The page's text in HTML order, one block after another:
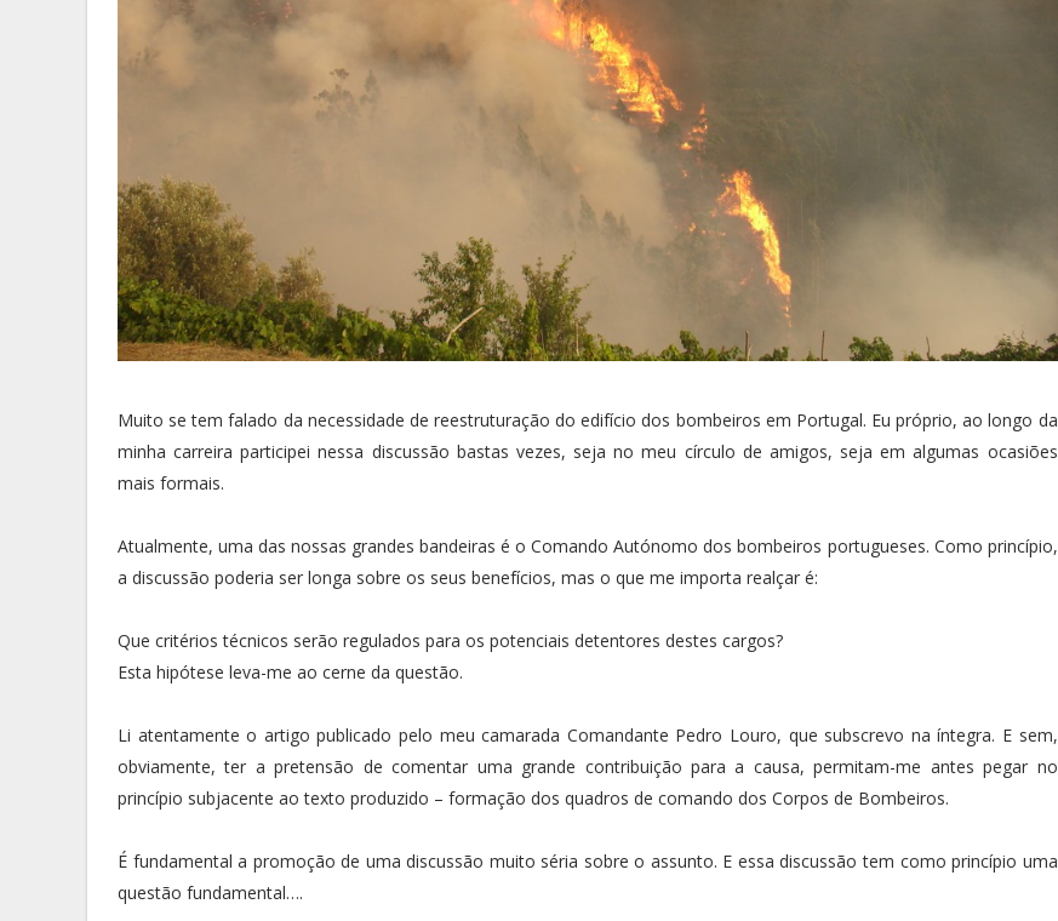
Muito se tem falado da necessidade de reestruturação do edifício dos bombeiros em Portugal. Eu próprio, ao longo da
minha carreira participei nessa discussão bastas vezes, seja no meu círculo de amigos, seja em algumas ocasiões
mais formais.
Atualmente, uma das nossas grandes bandeiras é o Comando Autónomo dos bombeiros portugueses. Como princípio,
a discussão poderia ser longa sobre os seus benefícios, mas o que me importa realçar é:
Que critérios técnicos serão regulados para os potenciais detentores destes cargos?
Esta hipótese leva-me ao cerne da questão.
Li atentamente o artigo publicado pelo meu camarada Comandante Pedro Louro, que subscrevo na íntegra. E sem,
obviamente, ter a pretensão de comentar uma grande contribuição para a causa, permitam-me antes pegar no
princípio subjacente ao texto produzido – formação dos quadros de comando dos Corpos de Bombeiros.
É fundamental a promoção de uma discussão muito séria sobre o assunto. E essa discussão tem como princípio uma
questão fundamental….